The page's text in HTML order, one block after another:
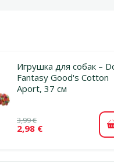
Игрушка для собак –
Fantasy Good's Cotton
Aport, 37 см
3,99 €
2,98 €